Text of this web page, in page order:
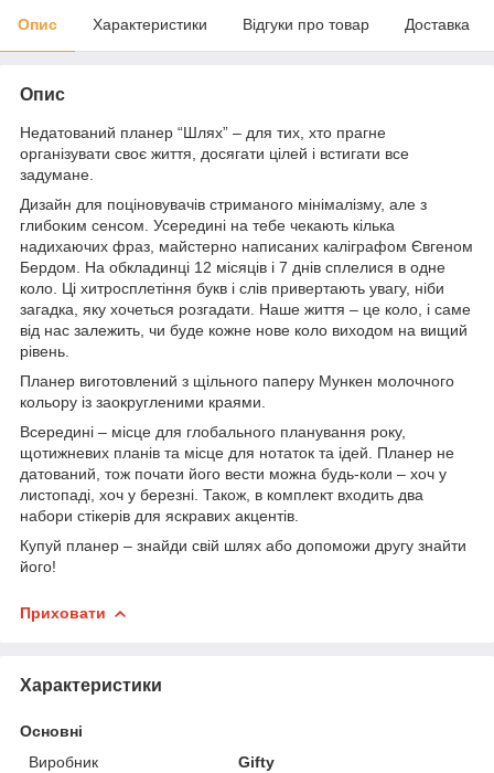
Опис Характеристики Відгуки про товар Доставка
Опис
Недатований планер “Шлях” – для тих, хто прагне
організувати своє життя, досягати цілей і встигати все
задумане.
Дизайн для поціновувачів стриманого мінімалізму, але з
глибоким сенсом. Усередині на тебе чекають кілька
надихаючих фраз, майстерно написаних каліграфом Євгеном
Бердом. На обкладинці 12 місяців і 7 днів сплелися в одне
коло. Ці хитросплетіння букв і слів привертають увагу, ніби
загадка, яку хочеться розгадати. Наше життя – це коло, і саме
від нас залежить, чи буде кожне нове коло виходом на вищий
рівень.
Планер виготовлений з щільного паперу Мункен молочного
кольору із заокругленими краями.
Всередині – місце для глобального планування року,
щотижневих планів та місце для нотаток та ідей. Планер не
датований, тож почати його вести можна будь-коли – хоч у
листопаді, хоч у березні. Також, в комплект входить два
набори стікерів для яскравих акцентів.
Купуй планер – знайди свій шлях або допоможи другу знайти
його!
Приховати
Характеристики
Основні
Виробник
Gifty